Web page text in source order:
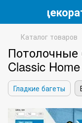
Каталог товаров
Classic Home
Гладкие багеты